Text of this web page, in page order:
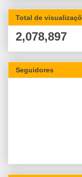
Total de
2,078,897
Seguidores